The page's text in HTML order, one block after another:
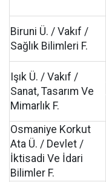
Biruni Ü. / Vakıf /
Sağlık Bilimleri F.
Işık Ü. / Vakıf /
Sanat, Tasarım Ve
Mimarlık F.
Osmaniye Korkut
Ata Ü. / Devlet /
İktisadi Ve İdari
Bilimler F.